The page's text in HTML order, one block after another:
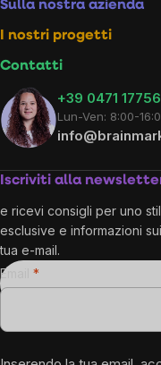
Sulla nostra azienda
I nostri progetti
Contatti
+39 0471
Lun-Ven: 8:00-
Iscriviti alla
e ricevi consigli per uno
esclusive e informazioni
tua e-mail.
Email